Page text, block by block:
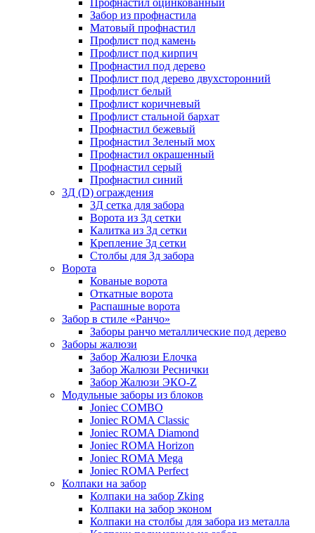
Профнастил оцинкованный
Забор из профнастила
Матовый профнастил
Профлист под камень
Профлист под кирпич
Профнастил под дерево
Профлист под дерево двухсторонний
Профлист белый
Профлист коричневый
Профлист стальной бархат
Профнастил бежевый
Профнастил Зеленый мох
Профнастил окрашенный
Профнастил серый
Профнастил синий
3Д (D) ограждения
3Д сетка для забора
Ворота из 3д сетки
Калитка из 3д сетки
Крепление 3д сетки
Столбы для 3д забора
Ворота
Кованые ворота
Откатные ворота
Распашные ворота
Забор в стиле «Ранчо»
Заборы ранчо металлические под дерево
Заборы жалюзи
Забор Жалюзи Елочка
Забор Жалюзи Реснички
Забор Жалюзи ЭКО-Z
Модульные заборы из блоков
Joniec COMBO
Joniec ROMA Classic
Joniec ROMA Diamond
Joniec ROMA Horizon
Joniec ROMA Mega
Joniec ROMA Perfect
Колпаки на забор
Колпаки на забор Zking
Колпаки на забор эконом
Колпаки на столбы для забора из металла